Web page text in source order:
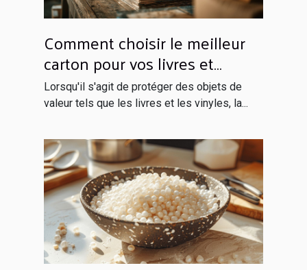
Comment choisir le meilleur
carton pour vos livres et
vinyles
Lorsqu'il s'agit de protéger des objets de
valeur tels que les livres et les vinyles, la...